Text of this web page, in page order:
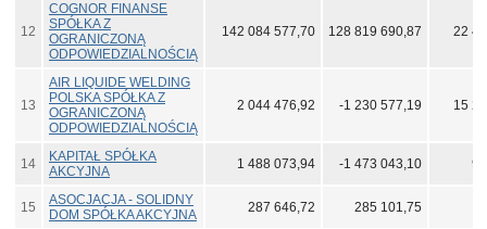
12
COGNOR FINANSE
SPÓŁKA Z
OGRANICZONĄ
ODPOWIEDZIALNOŚCIĄ
142 084 577,70 128 819 690,87 22
13
AIR LIQUIDE WELDING
POLSKA SPÓŁKA Z
OGRANICZONĄ
ODPOWIEDZIALNOŚCIĄ
2 044 476,92 -1 230 577,19 15
14
KAPITAŁ SPÓŁKA
AKCYJNA
1 488 073,94 -1 473 043,10
15
ASOCJACJA - SOLIDNY
DOM SPÓŁKA AKCYJNA
287 646,72 285 101,75